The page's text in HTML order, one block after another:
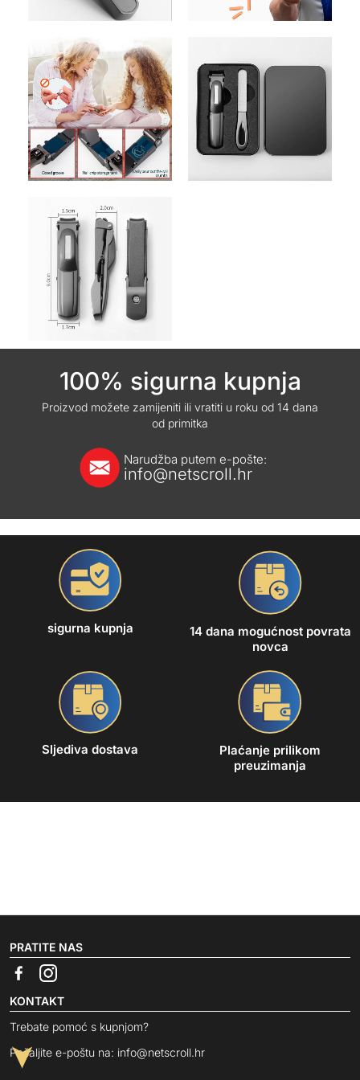
100% sigurna kupnja
Proizvod možete zamijeniti ili vratiti u roku od 14 dana
od primitka
Narudžba putem e-pošte:
info@netscroll.hr
sigurna kupnja
14 dana mogućnost povrata
novca
Sljediva dostava
Plaćanje prilikom
preuzimanja
PRATITE NAS
KONTAKT
Trebate pomoć s kupnjom?
Pošaljite e-poštu na: info@netscroll.hr